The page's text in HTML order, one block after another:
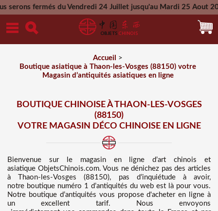
du Vendredi 24 Juillet jusqu'au Mardi 25 Aout 2026 -
Mercredi 26 Aout 2026
Accueil
>
Boutique asiatique à Thaon-les-Vosges (88150) votre
Magasin d’antiquités asiatiques en ligne
BOUTIQUE CHINOISE À THAON-LES-VOSGES
(88150)
VOTRE MAGASIN DÉCO CHINOISE EN LIGNE
Bienvenue sur
le magasin en ligne d’art chinois et
asiatique ObjetsChinois.com. Vous ne dénichez pas desarticles
à Thaon-les-Vosges (88150), pas d’inquiétude à avoir,
notre boutique numéro 1 d’antiquités du web est là pour vous.
Notre boutique d’antiquités vous propose d'acheter en ligne à
un excellent tarif. Nous envoyons